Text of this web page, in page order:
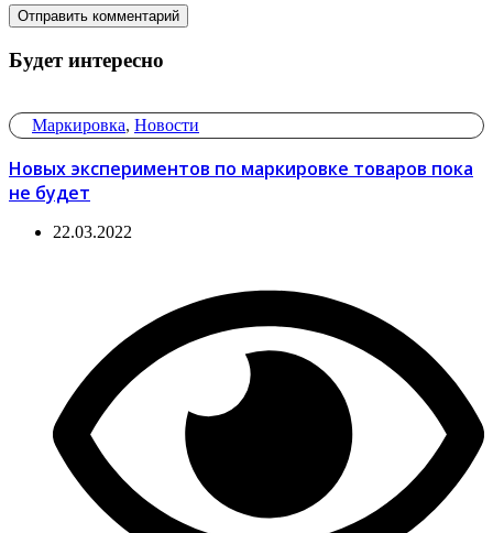
Будет интересно
Маркировка, Новости
Новых экспериментов по маркировке товаров пока
не будет
22.03.2022